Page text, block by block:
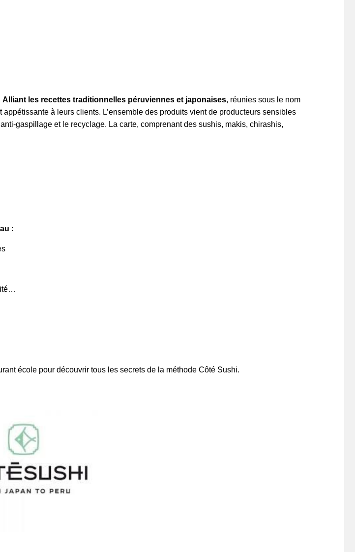
Alliant les recettes traditionnelles péruviennes et japonaises, réunies sous le nom
à leurs clients. L’ensemble des produits vient de producteurs sensibles
gaspillage et le recyclage. La carte, comprenant des sushis, makis, chirashis,
:
école pour découvrir tous les secrets de la méthode Côté Sushi.